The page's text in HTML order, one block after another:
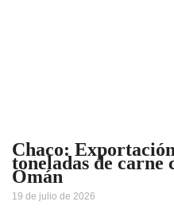
Chaco:
toneladas de carne
Omán
19 de julio de 2026